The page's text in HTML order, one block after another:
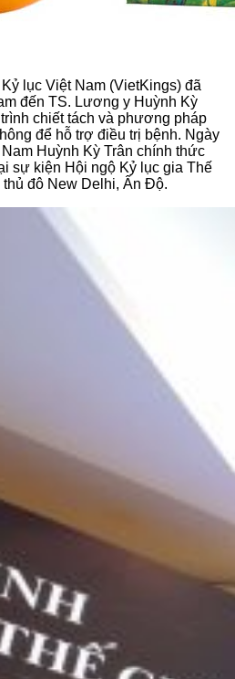
lục Việt Nam (VietKings) đã
đến TS. Lương y Huỳnh Kỳ
chiết tách và phương pháp
để hỗ trợ điều trị bệnh. Ngày
Huỳnh Kỳ Trân chính thức
sự kiện Hội ngộ Kỷ lục gia Thế
đô New Delhi, Ấn Độ.